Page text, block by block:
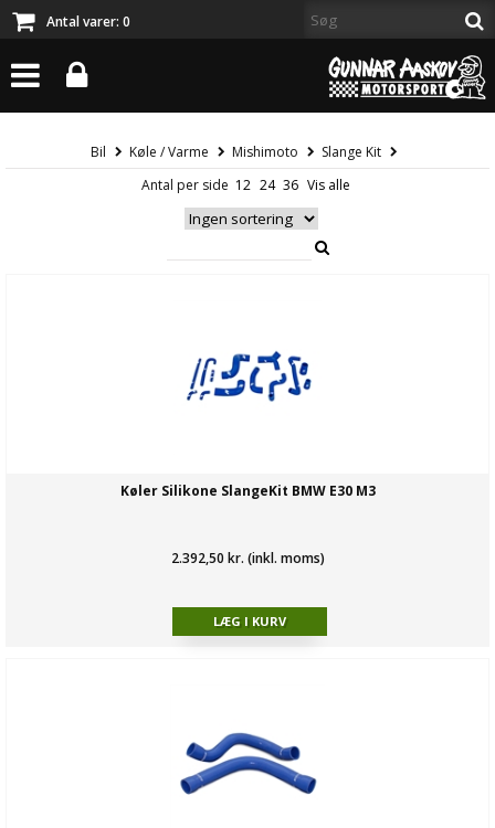
Antal varer: 0
Bil Køle / Varme Mishimoto
Slange Kit
Antal per side
Køler Silikone SlangeKit BMW E30 M3
2.392,50 kr. (inkl. moms)